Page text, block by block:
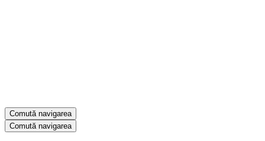
Comută navigarea
Comută navigarea